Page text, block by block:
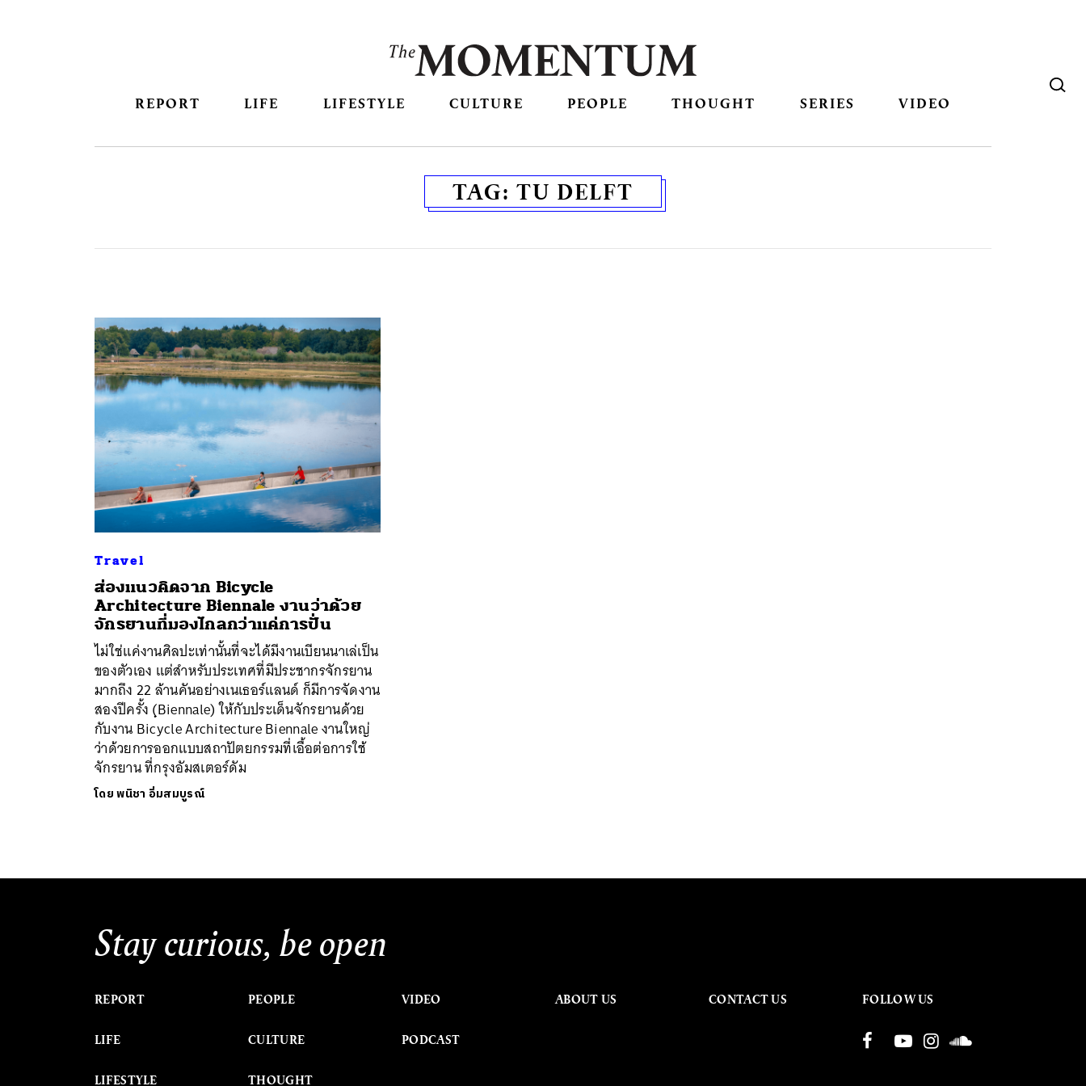
REPORT LIFE LIFESTYLE CULTURE PEOPLE THOUGHT SERIES VIDEO
TAG: TU DELFT
Travel
ส่องแนวคิดจาก Bicycle
Architecture Biennale งานว่าด้วย
จักรยานที่มองไกลกว่าแค่การปั่น
ไม่ใช่แค่งานศิลปะเท่านั้นที่จะได้มีงานเบียนนาเล่เป็น
ของตัวเอง แต่สำหรับประเทศที่มีประชากรจักรยาน
มากถึง 22 ล้านคันอย่างเนเธอร์แลนด์ ก็มีการจัดงาน
สองปีครั้ง (ฺBiennale) ให้กับประเด็นจักรยานด้วย
กับงาน Bicycle Architecture Biennale งานใหญ่
ว่าด้วยการออกแบบสถาปัตยกรรมที่เอื้อต่อการใช้
จักรยาน ที่กรุงอัมสเตอร์ดัม
โดยพนิชา อิ่มสมบูรณ์
Stay curious, be open
REPORT
LIFE
LIFESTYLE
PEOPLE
CULTURE
THOUGHT
VIDEO
PODCAST
ABOUT US CONTACT US FOLLOW US